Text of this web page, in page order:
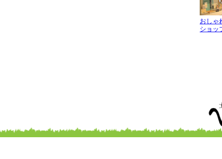
おしゃ
ショッ